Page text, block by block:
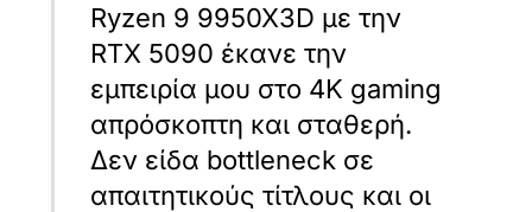
Ryzen 9 9950X3D με την
RTX 5090 έκανε την
εμπειρία μου στο 4K gaming
απρόσκοπτη και σταθερή.
Δεν είδα bottleneck σε
απαιτητικούς τίτλους και οι